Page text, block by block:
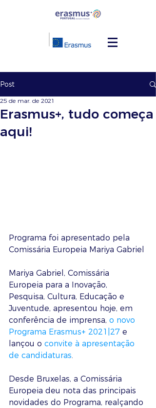
Post
Erasmus+, tudo começa
aqui!
25 de mar. de 2021
Programa foi apresentado pela
Comissária Europeia Mariya Gabriel
Mariya Gabriel, Comissária
Europeia para a Inovação,
Pesquisa, Cultura, Educação e
Juventude, apresentou hoje, em
conferência de imprensa, o novo
Programa Erasmus+ 2021|27 e
lançou o convite à apresentação
de candidaturas.
Desde Bruxelas, a Comissária
Europeia deu nota das principais
novidades do Programa, realçando